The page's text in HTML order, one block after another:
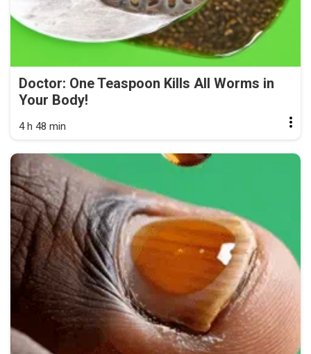
Doctor: One Teaspoon Kills All Worms in
Your Body!
4 h 48 min